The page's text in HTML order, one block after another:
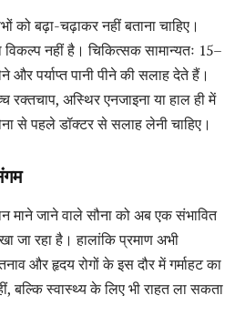
को बढ़ा-चढ़ाकर नहीं बताना चाहिए।
विकल्प नहीं है। चिकित्सक सामान्यतः 15–
और पर्याप्त पानी पीने की सलाह देते हैं।
रक्तचाप, अस्थिर एनजाइना या हाल ही में
से पहले डॉक्टर से सलाह लेनी चाहिए।
माने जाने वाले सौना को अब एक संभावित
जा रहा है। हालांकि प्रमाण अभी
और हृदय रोगों के इस दौर में गर्माहट का
बल्कि स्वास्थ्य के लिए भी राहत ला सकता